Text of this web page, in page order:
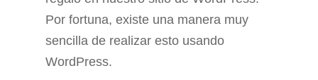
Por fortuna, existe una manera muy
sencilla de realizar esto usando
WordPress.